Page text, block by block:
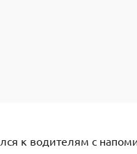
к водителям с